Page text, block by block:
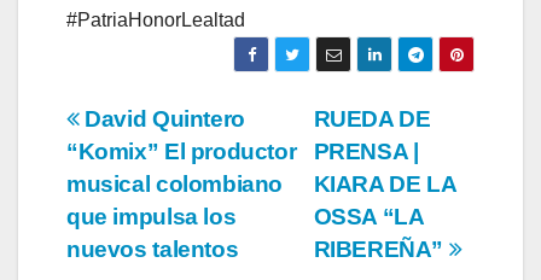
#PatriaHonorLealtad
Navegación
de
entradas
RUEDA DE
PRENSA |
KIARA DE LA
OSSA “LA
RIBEREÑA”
David Quintero
“Komix” El productor
musical colombiano
que impulsa los
nuevos talentos